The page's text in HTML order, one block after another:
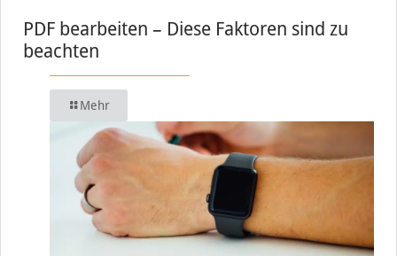
PDF bearbeiten – Diese Faktoren sind zu
beachten
Mehr